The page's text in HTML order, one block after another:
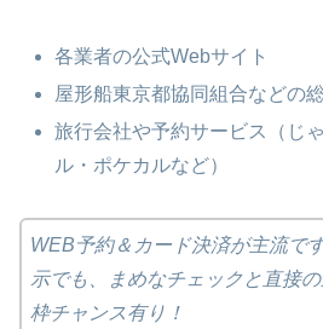
各業者の公式Webサイト
屋形船東京都協同組合などの
旅行会社や予約サービス（じ
ル・ポケカルなど）
WEB予約＆カード決済が主流で
示でも、まめなチェックと直接
枠チャンス有り！